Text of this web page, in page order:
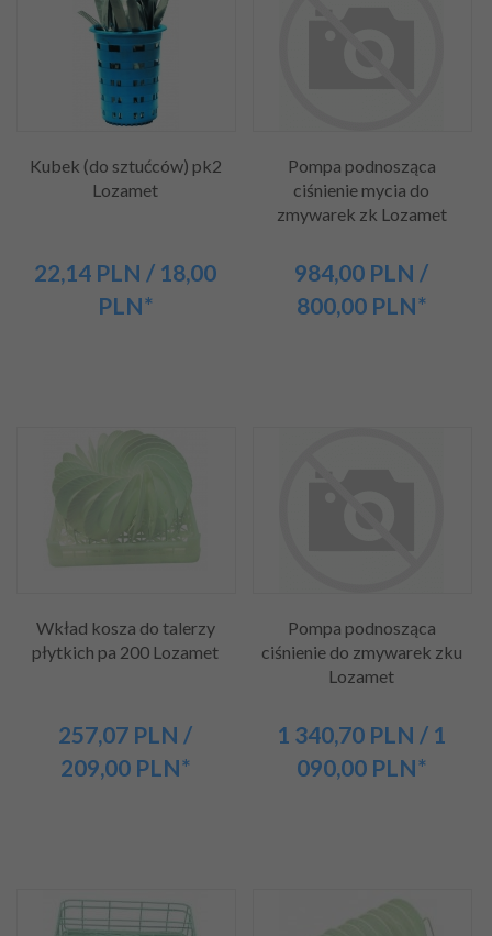
Kubek (do sztućców) pk2
Lozamet
22,14 PLN / 18,00
PLN*
Pompa podnosząca
ciśnienie mycia do
zmywarek zk Lozamet
984,00 PLN /
800,00 PLN*
Wkład kosza do talerzy
płytkich pa 200 Lozamet
257,07 PLN /
209,00 PLN*
Pompa podnosząca
ciśnienie do zmywarek zku
Lozamet
1 340,70 PLN / 1
090,00 PLN*